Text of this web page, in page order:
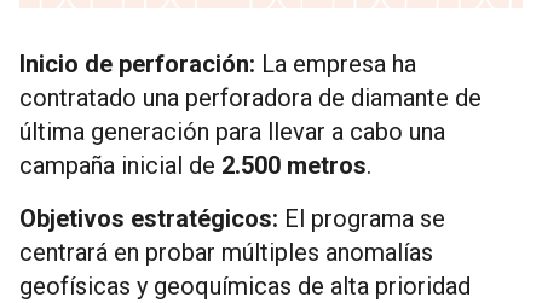
Inicio de perforación: La empresa ha
contratado una perforadora de diamante de
última generación para llevar a cabo una
campaña inicial de 2.500 metros.
Objetivos estratégicos: El programa se
centrará en probar múltiples anomalías
geofísicas y geoquímicas de alta prioridad